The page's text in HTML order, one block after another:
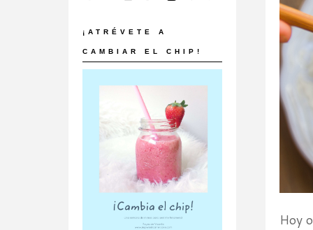
Hoy
¡ATRÉVETE A
CAMBIAR EL CHIP!